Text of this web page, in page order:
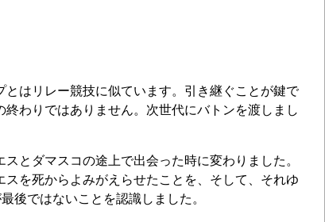
とはリレー競技に似ています。引き継ぐことが鍵で
わりではありません。次世代にバトンを渡しまし
とダマスコの途上で出会った時に変わりました。
スを死からよみがえらせたことを、そして、それゆ
後ではないことを認識しました。